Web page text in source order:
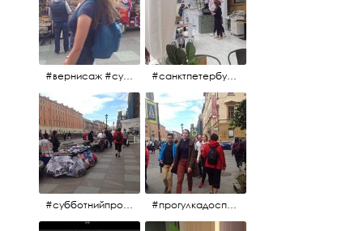
#вернисаж #сувениры #картины #санктпетербург #летнеекафе
#субботнийпроменад #набережнаяканалагрибоедова #санктпетербург #прогулкадоспасаиобратно #санктпетербург #15july2017 #субботнийпитерскийдень #субботнийпроменад #послеобеда